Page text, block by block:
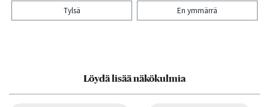
Tylsä En ymmärrä
Löydä lisää näkökulmia